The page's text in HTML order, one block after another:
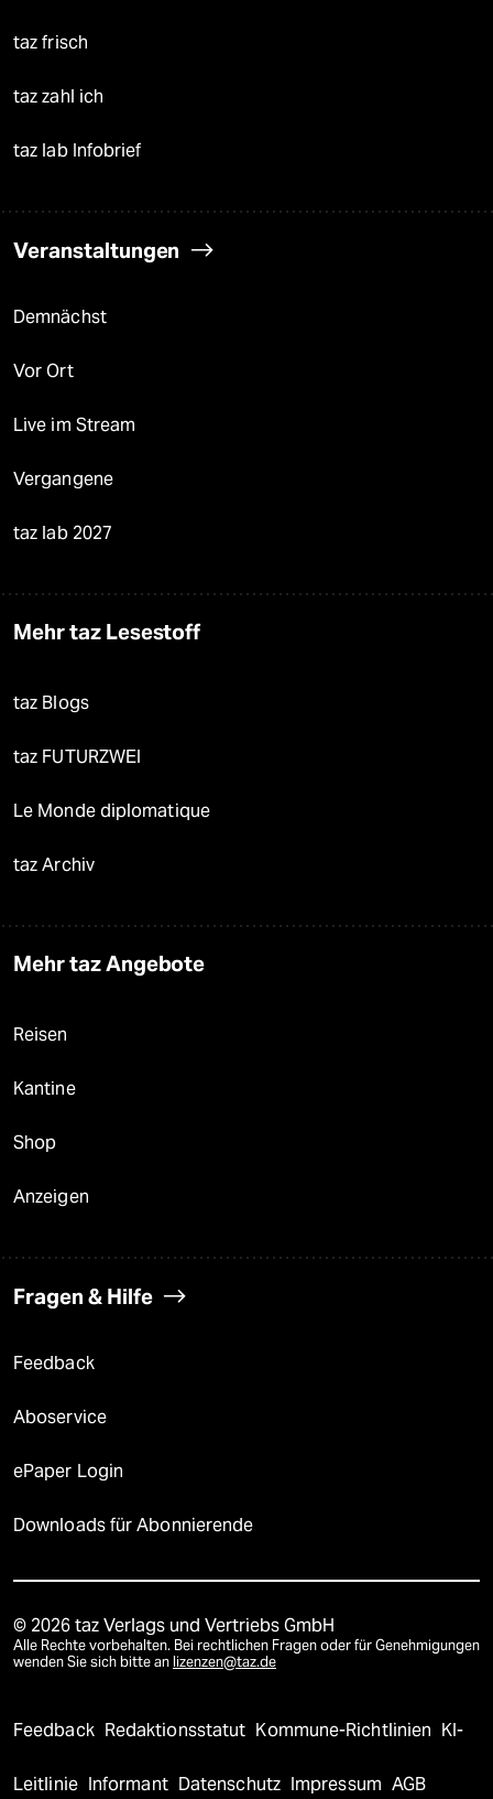
taz frisch
taz zahl ich
taz lab Infobrief
Veranstaltungen
Demnächst
Vor Ort
Live im Stream
Vergangene
taz lab 2027
Mehr taz Lesestoff
taz Blogs
taz FUTURZWEI
Le Monde diplomatique
taz Archiv
Mehr taz Angebote
Reisen
Kantine
Shop
Anzeigen
Fragen & Hilfe
Feedback
Aboservice
ePaper Login
Downloads für Abonnierende
© 2026 taz Verlags und Vertriebs GmbH
Alle Rechte vorbehalten. Bei rechtlichen Fragen oder für Genehmigungen
wenden Sie sich bitte an lizenzen@taz.de
Feedback Redaktionsstatut Kommune-Richtlinien KI-
Leitlinie Informant Datenschutz Impressum AGB